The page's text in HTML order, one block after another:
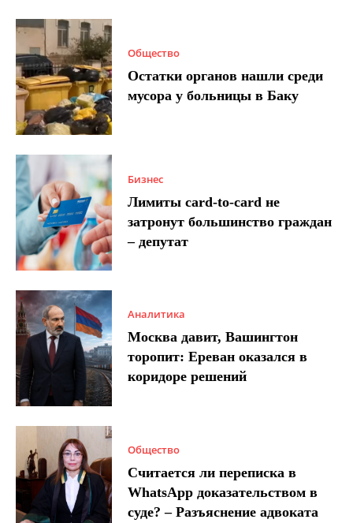
Общество
Остатки органов нашли среди
мусора у больницы в Баку
Бизнес
Лимиты card-to-card не
затронут большинство граждан
– депутат
Аналитика
Москва давит, Вашингтон
торопит: Ереван оказался в
коридоре решений
Общество
Считается ли переписка в
WhatsApp доказательством в
суде? – Разъяснение адвоката